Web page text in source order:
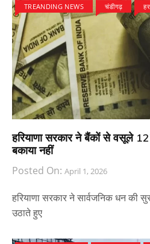
TREANDING NEWS
चंडीगढ़
हरियाणा सरकार ने बैंकों से वसूले
बकाया नहीं
Posted On: April 1, 2026
हरियाणा सरकार ने सार्वजनिक धन की
उठाते हुए